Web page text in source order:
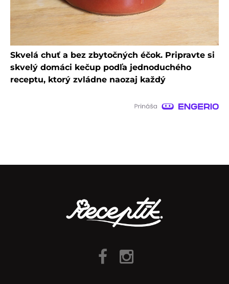
Skvelá chuť a bez zbytočných éčok. Pripravte si
skvelý domáci kečup podľa jednoduchého
receptu, ktorý zvládne naozaj každý